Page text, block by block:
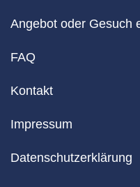
Angebot oder Gesuch
FAQ
Kontakt
Impressum
Datenschutzerklärung